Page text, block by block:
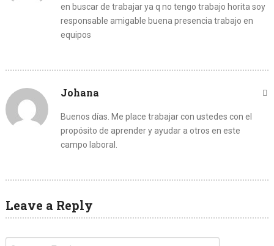
en buscar de trabajar ya q no tengo trabajo horita soy
responsable amigable buena presencia trabajo en
equipos
Johana
Buenos días. Me place trabajar con ustedes con el
propósito de aprender y ayudar a otros en este
campo laboral.
Leave a Reply